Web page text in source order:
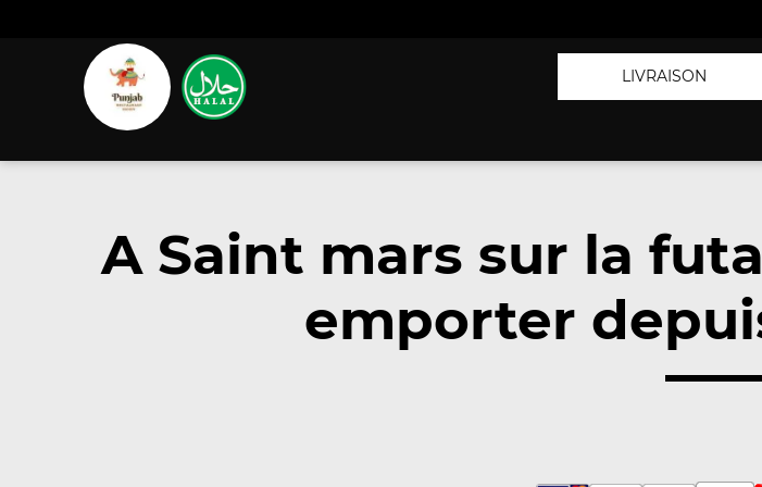
LIVRAISON
A Saint mars sur la
emporter